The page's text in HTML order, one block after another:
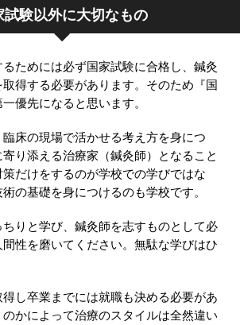
試験以外に大切なもの
ためには必ず国家試験に合格し、鍼灸
得する必要があります。そのため『国
優先になると思います。
床の現場で活かせる考え方を身につ
り添える治療家（鍼灸師）となること
だけをするのが学校での学びではな
の基礎を身につけるのも学校です。
りと学び、鍼灸師を志すものとして必
性を磨いてください。無駄な学びはひ
し卒業までには就職も決める必要があ
かによって治療のスタイルは全然違い